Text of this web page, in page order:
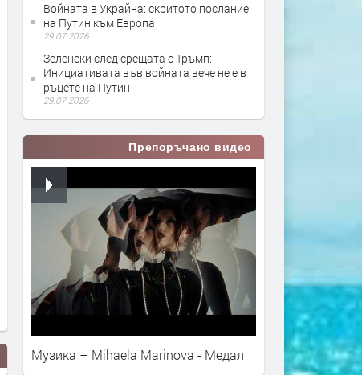
Войната в Украйна: скритото послание
на Путин към Европа
29.07.2026
Зеленски след срещата с Тръмп:
Инициативата във войната вече не е в
ръцете на Путин
29.07.2026
Препоръчано видео
Музика – Mihaela Marinova - Медал